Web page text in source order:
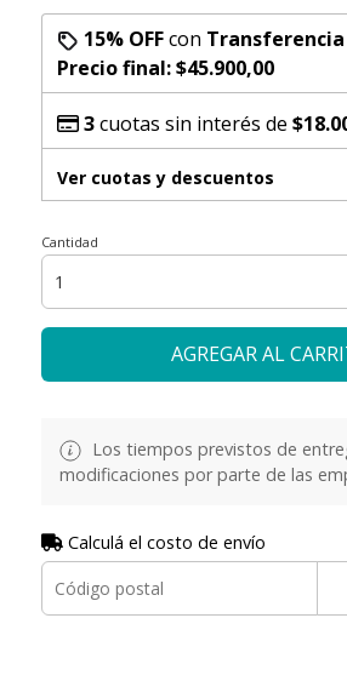
15% OFFcon Transferencia
Precio final:$45.900,00
3cuotas sin interés de
Ver cuotas y descuentos
Cantidad
AGREGAR AL
Los tiempos previstos de
modificaciones por parte de las
Calculá el costo de envío